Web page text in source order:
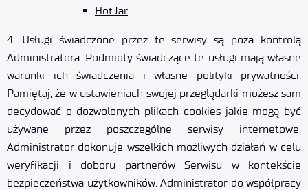
HotJar
4. Usługi świadczone przez te serwisy są poza kontrolą
Administratora. Podmioty świadczące te usługi mają własne
warunki ich świadczenia i własne polityki prywatności.
Pamiętaj, że w ustawieniach swojej przeglądarki możesz sam
decydować o dozwolonych plikach cookies jakie mogą być
używane przez poszczególne serwisy internetowe.
Administrator dokonuje wszelkich możliwych działań w celu
weryfikacji i doboru partnerów Serwisu w kontekście
bezpieczeństwa użytkowników. Administrator do współpracy